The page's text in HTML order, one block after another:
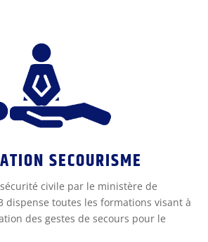
SECOURISME
civile par le ministère de
dispense toutes les formations visant à
des gestes de secours pour le